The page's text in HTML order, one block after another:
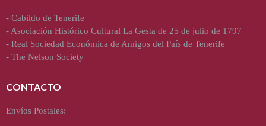
- Cabildo de Tenerife
- Asociación Histórico Cultural La Gesta de 25 de julio de 1797
- Real Sociedad Económica de Amigos del País de Tenerife
- The Nelson Society
CONTACTO
Envíos Postales: